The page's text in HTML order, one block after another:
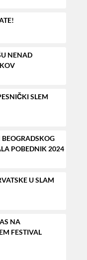
NENAD
SLEM
POBEDNIK 2024
U SLAM
NA
FESTIVAL